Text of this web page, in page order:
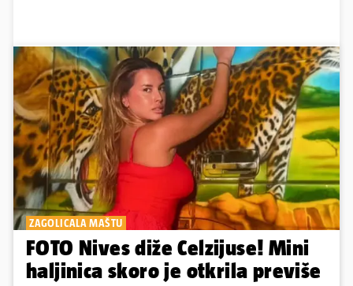
ZAGOLICALA MAŠTU
FOTO Nives diže Celzijuse! Mini
haljinica skoro je otkrila previše